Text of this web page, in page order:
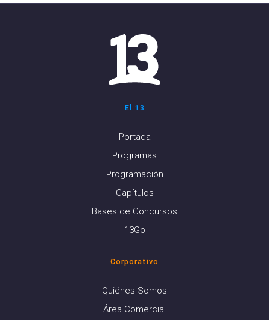
El 13
Portada
Programas
Programación
Capítulos
Bases de Concursos
13Go
Corporativo
Quiénes Somos
Área Comercial